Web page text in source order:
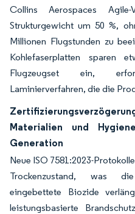
Collins Aerospaces Agile-
Strukturgewicht um 50 %,
Millionen Flugstunden zu
Kohlefaserplatten sparen
Flugzeugset ein,
Laminierverfahren, die die
Materialien und
Generation
Neue ISO 7581:2023-
Trockenzustand, was
eingebettete Biozide
leistungsbasierte